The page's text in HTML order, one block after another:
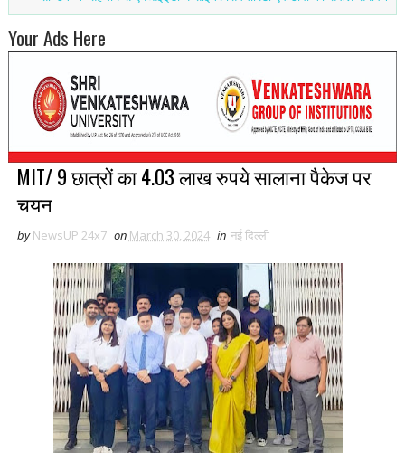
Your Ads Here
MIT/ 9 छात्रों का 4.03 लाख रुपये सालाना पैकेज पर
चयन
by NewsUP 24x7 on March 30, 2024 in नई द‍िल्ली